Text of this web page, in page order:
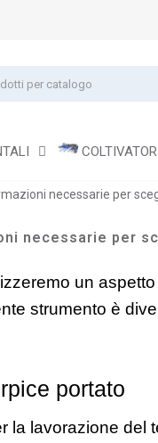
necessarie per
necessarie per
un
strumento è
portato
la lavorazione del